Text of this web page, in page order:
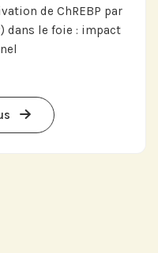
de ChREBP par
dans le foie : impact
LinkedIn
en
d'intérêt :